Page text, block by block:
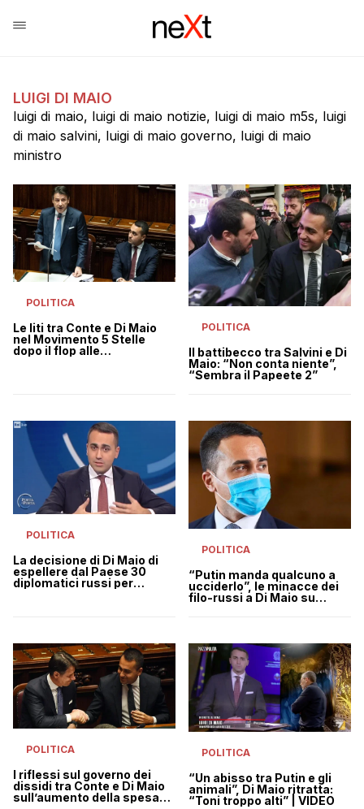
LUIGI DI MAIO
luigi di maio, luigi di maio notizie, luigi di maio m5s, luigi
di maio salvini, luigi di maio governo, luigi di maio
ministro
POLITICA
Le liti tra Conte e Di Maio
nel Movimento 5 Stelle
dopo il flop alle
POLITICA
Il battibecco tra Salvini e Di
Maio: “Non conta niente”,
“Sembra il Papeete 2”
POLITICA
La decisione di Di Maio di
espellere dal Paese 30
diplomatici russi per
POLITICA
“Putin manda qualcuno a
ucciderlo”, le minacce dei
filo-russi a Di Maio su
POLITICA
I riflessi sul governo dei
dissidi tra Conte e Di Maio
sull’aumento della spesa
POLITICA
“Un abisso tra Putin e gli
animali”, Di Maio ritratta:
“Toni troppo alti” | VIDEO